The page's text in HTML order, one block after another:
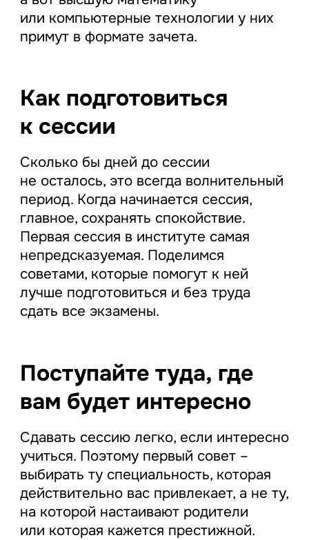
или компьютерные технологии у них
примут в формате зачета.
Как подготовиться
к сессии
Сколько бы дней до сессии
не осталось, это всегда волнительный
период. Когда начинается сессия,
главное, сохранять спокойствие.
Первая сессия в институте самая
непредсказуемая. Поделимся
советами, которые помогут к ней
лучше подготовиться и без труда
сдать все экзамены.
Поступайте туда, где
вам будет интересно
Сдавать сессию легко, если интересно
учиться. Поэтому первый совет –
выбирать ту специальность, которая
действительно вас привлекает, а не ту,
на которой настаивают родители
или которая кажется престижной.